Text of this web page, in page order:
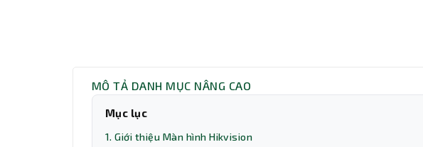
MÔ TẢ DANH MỤC NÂNG CAO
Mục lục
1. Giới thiệu Màn hình Hikvision